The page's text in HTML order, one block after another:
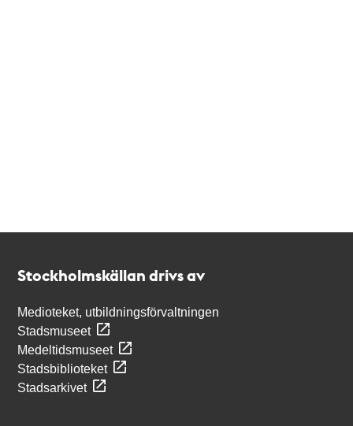
Stockholmskällan drivs av
Medioteket, utbildningsförvaltningen
Stadsmuseet
Medeltidsmuseet
Stadsbiblioteket
Stadsarkivet